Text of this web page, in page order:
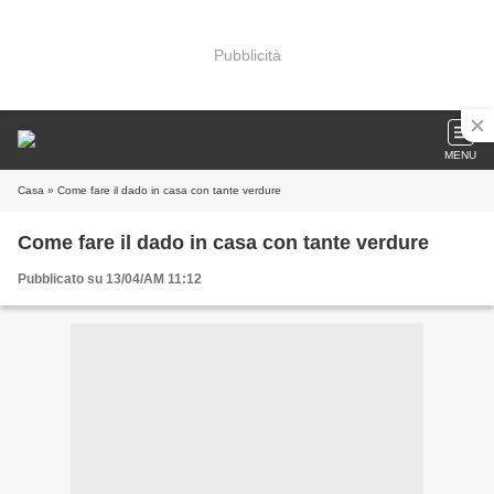
Pubblicità
MENU
Casa » Come fare il dado in casa con tante verdure
Come fare il dado in casa con tante verdure
Pubblicato su 13/04/AM 11:12